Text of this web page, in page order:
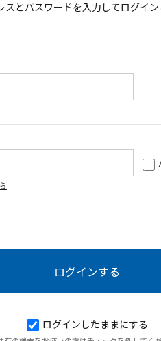
スとパスワードを入力してログイン
ログインしたままにする